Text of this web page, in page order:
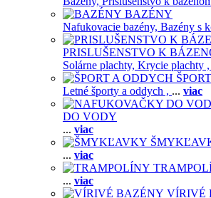
BAZÉNY
Nafukovacie bazény, Bazény s
PRISLUŠENSTVO K
Solárne plachty, Krycie plachty ,
Letné športy a oddych , ... viac
DO VODY
... viac
... viac
... viac
VÍRIVÉ